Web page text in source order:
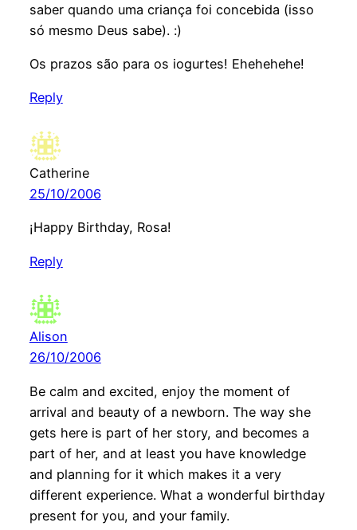
saber quando uma criança foi concebida (isso
só mesmo Deus sabe). :)
Os prazos são para os iogurtes! Ehehehehe!
Reply
Catherine
25/10/2006
¡Happy Birthday, Rosa!
Reply
Alison
26/10/2006
Be calm and excited, enjoy the moment of
arrival and beauty of a newborn. The way she
gets here is part of her story, and becomes a
part of her, and at least you have knowledge
and planning for it which makes it a very
different experience. What a wonderful birthday
present for you, and your family.